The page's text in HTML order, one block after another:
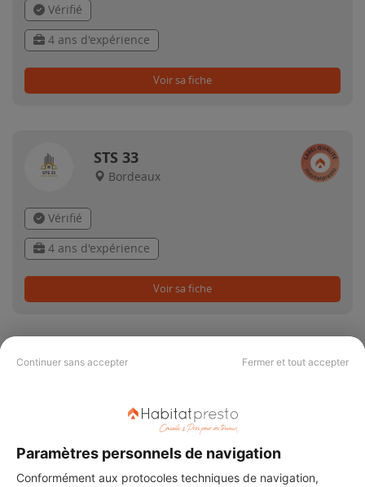
Continuer sans accepter Fermer et tout accepter
Paramètres personnels de navigation
Conformément aux protocoles techniques de navigation,
Vérifié
4 ans d'expérience
Voir sa fiche
STS 33
Bordeaux
Vérifié
4 ans d'expérience
Voir sa fiche
PAS LE TEMPS DE
CHERCHER ?
Vous souhaitez réaliser des travaux et ne savez quel professionnel